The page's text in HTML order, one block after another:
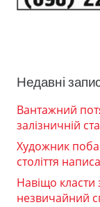
Недавні
Вантажний
залізничній
Художник
століття
Навіщо
незвичайний